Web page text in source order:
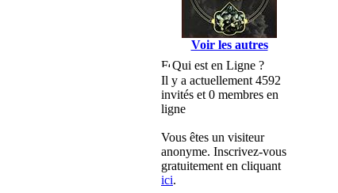
Voir les autres
Qui est en Ligne ?
Il y a actuellement 4592
invités et 0 membres en
ligne
Vous êtes un visiteur
anonyme. Inscrivez-vous
gratuitement en cliquant
ici.